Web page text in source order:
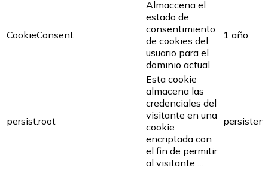
CookieConsent
Almaccena el
estado de
consentimiento
de cookies del
usuario para el
dominio actual
1 año
persist:root
Esta cookie
almacena las
credenciales del
visitante en una
cookie
encriptada con
el fin de permitir
al visitante….